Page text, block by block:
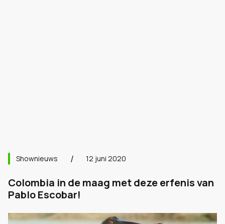
Shownieuws 12 juni 2020
Colombia in de maag met deze erfenis van
Pablo Escobar!